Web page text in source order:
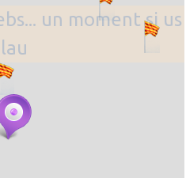
un moment si us